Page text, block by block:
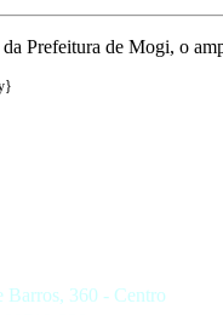
Prefeitura de Mogi, o
Barros, 360 - Centro